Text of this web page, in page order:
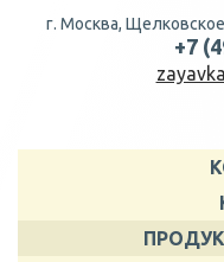
г. Москва,
+7